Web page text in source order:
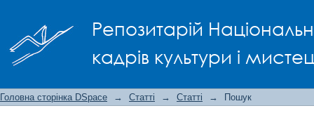
Репозитарій
кадрів культури і
Головна сторінка DSpace → Статті → Статті → Пошук